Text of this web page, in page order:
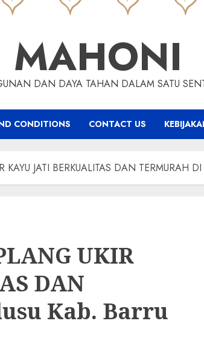
MAHONI
DAN DAYA TAHAN DALAM SATU
CONDITIONS CONTACT US
JATI BERKUALITAS DAN TERMURAH
UKIR
DAN
Kab. Barru